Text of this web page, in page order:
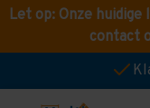
Let op: Onze huidige
contact